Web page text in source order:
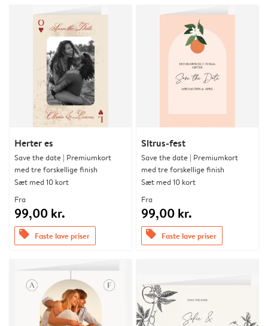
Herter es
Save the date | Premiumkort
med tre forskellige finish
Sæt med 10 kort
Fra
99,00 kr.
offers Faste lave priser
Sitrus-fest
Save the date | Premiumkort
med tre forskellige finish
Sæt med 10 kort
Fra
99,00 kr.
offers Faste lave priser